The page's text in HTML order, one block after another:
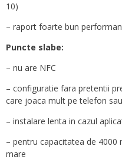
10)
– raport foarte bun
Puncte slabe:
– nu are NFC
– configuratie fara pretentii
care joaca mult pe telefon
– instalare lenta in cazul
– pentru capacitatea de
mare